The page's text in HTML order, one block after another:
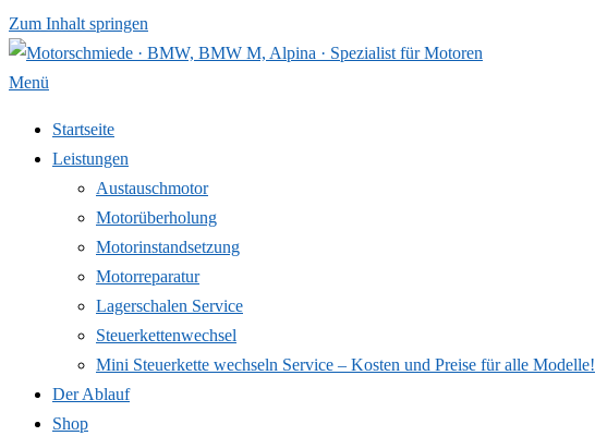
Zum Inhalt springen
Menü
Startseite
Leistungen
Austauschmotor
Motorüberholung
Motorinstandsetzung
Motorreparatur
Lagerschalen Service
Steuerkettenwechsel
Mini Steuer­kette wechseln Service – Kosten und Preise für alle Modelle!
Der Ablauf
Shop